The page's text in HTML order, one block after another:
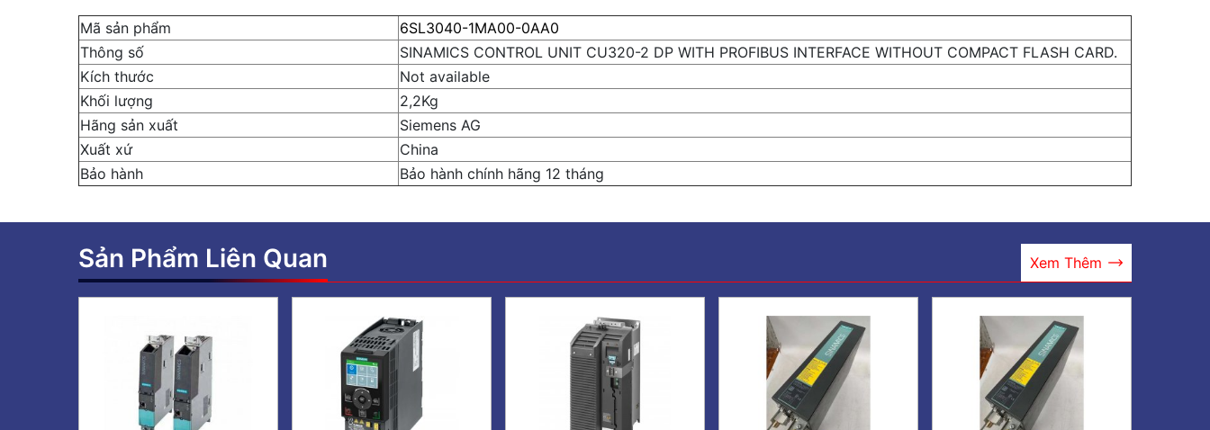
Mã sản phẩm
6SL3040-1MA00-0AA0
Thông số
SINAMICS CONTROL UNIT CU320-2 DP WITH PROFIBUS INTERFACE WITHOUT COMPACT FLASH CARD.
Kích thước
Not available
Khối lượng
2,2Kg
Hãng sản xuất
Siemens AG
Xuất xứ
China
Bảo hành
Bảo hành chính hãng 12 tháng
Sản Phẩm Liên Quan Xem Thêm